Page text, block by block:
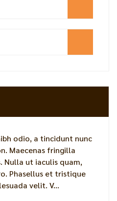
odio, a tincidunt nunc
Maecenas fringilla
Nulla ut iaculis quam,
Phasellus et tristique
velit. V...